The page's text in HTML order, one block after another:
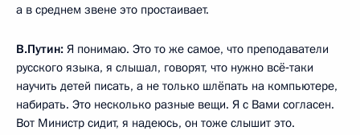
а в среднем звене это простаивает.
В.Путин: Я понимаю. Это то же самое, что преподаватели
русского языка, я слышал, говорят, что нужно всё‑таки
научить детей писать, а не только шлёпать на компьютере,
набирать. Это несколько разные вещи. Я с Вами согласен.
Вот Министр сидит, я надеюсь, он тоже слышит это.